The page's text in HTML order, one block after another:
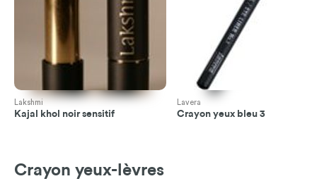
Lakshmi
Kajal khol noir sensitif
Lavera
Crayon yeux bleu 3
Crayon yeux-lèvres